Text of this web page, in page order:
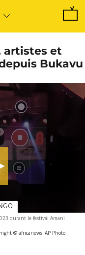
artistes et
Bukavu
durant le festival Amani
© africanews AP Photo